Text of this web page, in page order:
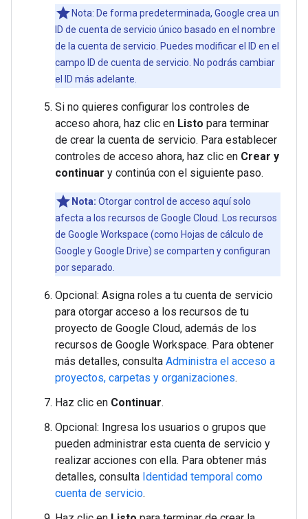
Nota: De forma predeterminada, Google crea un
ID de cuenta de servicio único basado en el nombre
de la cuenta de servicio. Puedes modificar el ID en el
campo ID de cuenta de servicio. No podrás cambiar
el ID más adelante.
Si no quieres configurar los controles de
acceso ahora, haz clic en Listo para terminar
de crear la cuenta de servicio. Para establecer
controles de acceso ahora, haz clic en Crear y
continuar y continúa con el siguiente paso.
Nota: Otorgar control de acceso aquí solo
afecta a los recursos de Google Cloud. Los recursos
de Google Workspace (como Hojas de cálculo de
Google y Google Drive) se comparten y configuran
por separado.
Opcional: Asigna roles a tu cuenta de servicio
para otorgar acceso a los recursos de tu
proyecto de Google Cloud, además de los
recursos de Google Workspace. Para obtener
más detalles, consulta Administra el acceso a
proyectos, carpetas y organizaciones.
Haz clic en Continuar.
Opcional: Ingresa los usuarios o grupos que
pueden administrar esta cuenta de servicio y
realizar acciones con ella. Para obtener más
detalles, consulta Identidad temporal como
cuenta de servicio.